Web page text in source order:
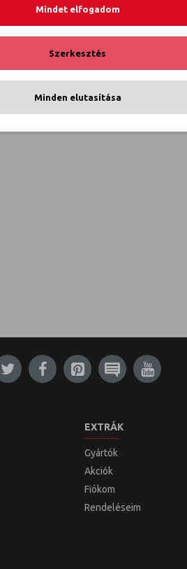
EXTRÁK
Gyártók
Akciók
Fiókom
Rendeléseim
Mindet elfogadom
Szerkesztés
Minden elutasítása